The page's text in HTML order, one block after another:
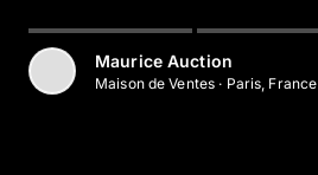
Maurice Auction
Maison de Ventes · Paris, France